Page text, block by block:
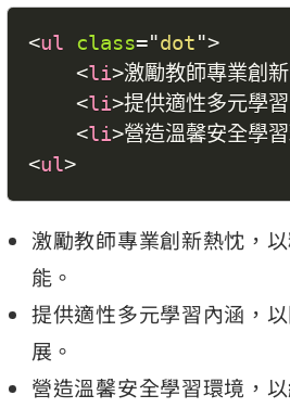
<ul class="dot">
<li>激勵教師專業創
<li>提供適性多元學
<li>營造溫馨安全學
<ul>
激勵教師專業創新熱忱，
能。
提供適性多元學習內涵，
展。
營造溫馨安全學習環境，